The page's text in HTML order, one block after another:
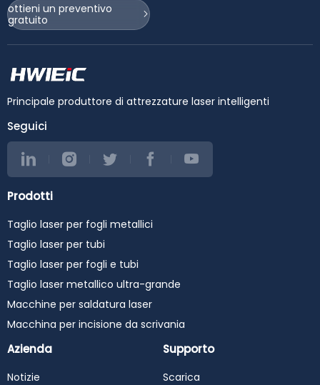
ottieni un preventivo
gratuito
Principale produttore di attrezzature laser intelligenti
Seguici
Prodotti
Taglio laser per fogli metallici
Taglio laser per tubi
Taglio laser per fogli e tubi
Taglio laser metallico ultra-grande
Macchine per saldatura laser
Macchina per incisione da scrivania
Azienda
Notizie
Supporto
Scarica